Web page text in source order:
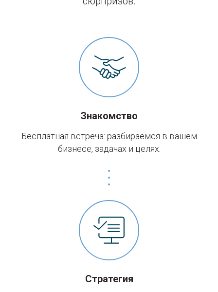
Знакомство
Бесплатная встреча: разбираемся в вашем
бизнесе, задачах и целях.
Стратегия